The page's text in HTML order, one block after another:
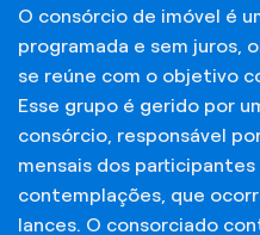
O consórcio de imóvel é
programada e sem juros,
se reúne com o objetivo
Esse grupo é gerido por
consórcio, responsável
mensais dos participantes
contemplações, que
lances. O consorciado